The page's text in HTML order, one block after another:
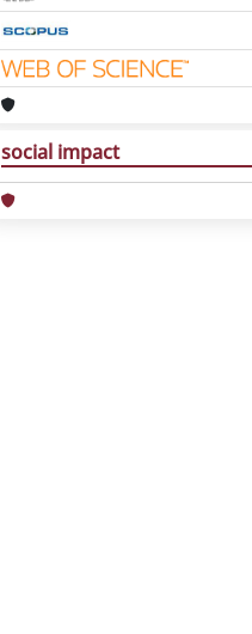
social impact